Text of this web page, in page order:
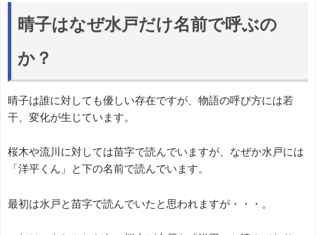
晴子はなぜ水戸だけ名前で呼ぶの
か？
晴子は誰に対しても優しい存在ですが、物語の呼び方には若
干、変化が生じています。
桜木や流川に対しては苗字で読んでいますが、なぜか水戸には
「洋平くん」と下の名前で読んでいます。
最初は水戸と苗字で読んでいたと思われますが・・・。